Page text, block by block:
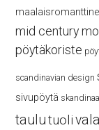
mid century
pöytäkoriste
scandinavian design
sivupöytä
taulutuoli